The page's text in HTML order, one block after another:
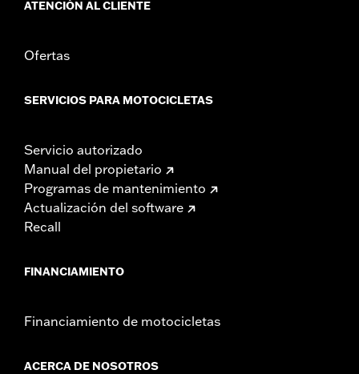
ATENCIÓN AL CLIENTE
Ofertas
SERVICIOS PARA MOTOCICLETAS
Servicio autorizado
Manual del propietario
Programas de mantenimiento
Actualización del software
Recall
FINANCIAMIENTO
Financiamiento de motocicletas
ACERCA DE NOSOTROS